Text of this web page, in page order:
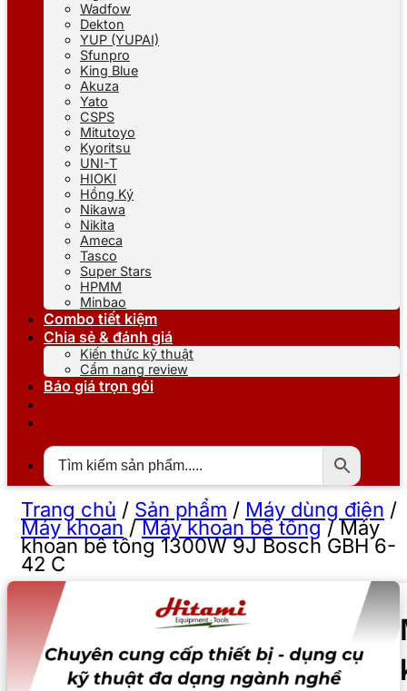
Wadfow
Dekton
YUP (YUPAI)
Sfunpro
King Blue
Akuza
Yato
CSPS
Mitutoyo
Kyoritsu
UNI-T
HIOKI
Hồng Ký
Nikawa
Nikita
Ameca
Tasco
Super Stars
HPMM
Minbao
Combo tiết kiệm
Chia sẻ & đánh giá
Kiến thức kỹ thuật
Cẩm nang review
Báo giá trọn gói
Trang chủ / Sản phẩm / Máy dùng điện /
Máy khoan/Máy khoan bê tông/Máy
khoan bê tông 1300W 9J Bosch GBH 6-
42 C